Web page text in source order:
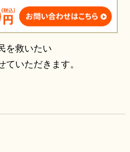
を救いたい
いただきます。